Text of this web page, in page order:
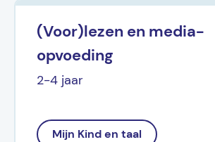
(Voor)lezen en media-
opvoeding
2-4 jaar
Mijn Kind en taal